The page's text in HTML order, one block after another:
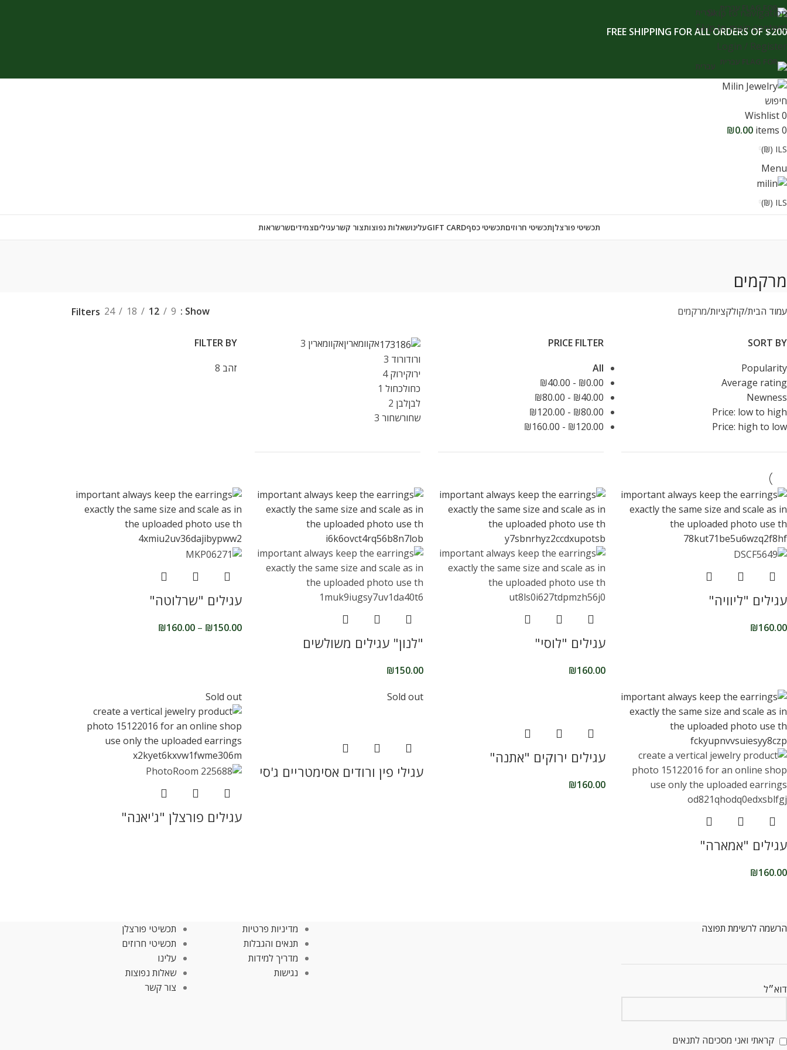
לתוכן
Skip to navigation
Skip to main content
עברית
FREE SHIPPING FOR ALL ORDERS OF $200
Login / Register
עברית
חיפוש
0
Wishlist
0
items
₪0.00
ILS (₪)
Menu
ILS (₪)
תכשיטי פורצלןתכשיטי חרוזיםתכשיטי כסףGIFT CARDעלינושאלות נפוצותצור קשרעגיליםצמידיםשרשראות
מרקמים
עמוד הבית קולקציות מרקמים Show
9
12
18
24
Filters
SORT BY
Popularity
Average rating
Newness
Price: low to high
Price: high to low
PRICE FILTER
All
₪0.00
-
₪40.00
₪40.00
-
₪80.00
₪80.00
-
₪120.00
₪120.00
-
₪160.00
אקוומאריןאקוומארין 3
ורודורוד 3
ירוקירוק 4
כחולכחול 1
לבןלבן 2
שחורשחור 3
FILTER BY
זהב 8
עגילים "ליוויה"
₪160.00
עגילים "לוסי"
₪160.00
"לנון" עגילים משולשים
₪150.00
עגילים "שרלוטה"
₪150.00
–
₪160.00
עגילים "אמארה"
₪160.00
עגילים ירוקים "אתנה"
₪160.00
Sold out
עגילי פין ורודים אסימטריים ג'סי
Sold out
עגילים פורצלן "ג'יאנה"
הרשמה לרשימת תפוצה
דוא״ל
קראתי ואני מסכיםה לתנאים
מדיניות פרטיות
תנאים והגבלות
מדריך למידות
נגישות
תכשיטי פורצלן
תכשיטי חרוזים
עלינו
שאלות נפוצות
צור קשר